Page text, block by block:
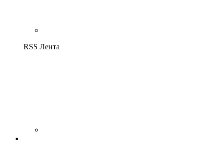
RSS Лента